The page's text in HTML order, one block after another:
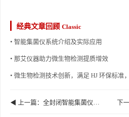
经典文章回顾 Classic
• 智能集菌仪系统介绍及实际应用
• 那艾仪器助力微生物检测提质增效
• 微生物检测技术创新，满足 HJ 环保标准
下